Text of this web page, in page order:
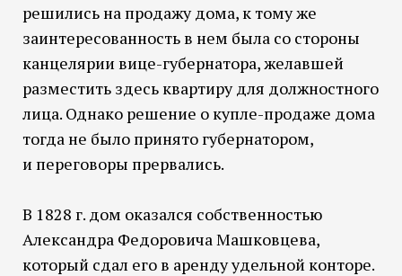
решились на продажу дома, к тому же
заинтересованность в нем была со стороны
канцелярии вице-губернатора, желавшей
разместить здесь квартиру для должностного
лица. Однако решение о купле-продаже дома
тогда не было принято губернатором,
и переговоры прервались.
В 1828 г. дом оказался собственностью
Александра Федоровича Машковцева,
который сдал его в аренду удельной конторе.